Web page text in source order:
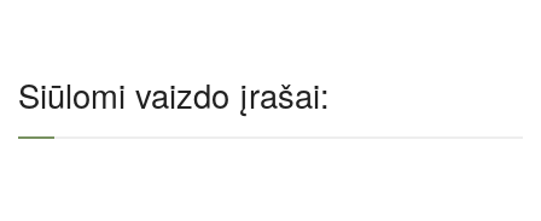
Siūlomi vaizdo įrašai: